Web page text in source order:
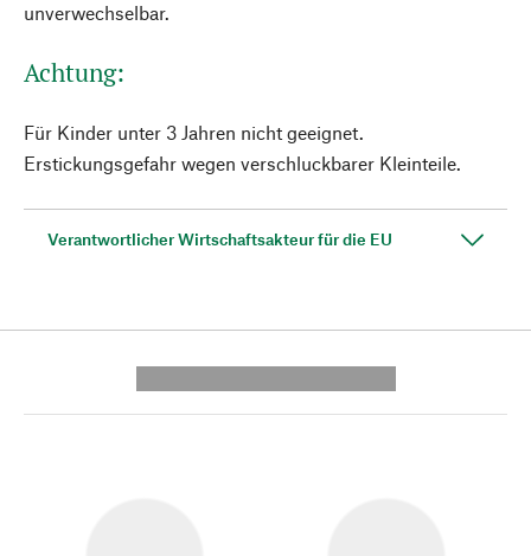
unverwechselbar.
Achtung:
Für Kinder unter 3 Jahren nicht geeignet.
Erstickungsgefahr wegen verschluckbarer Kleinteile.
Verantwortlicher Wirtschaftsakteur für die EU